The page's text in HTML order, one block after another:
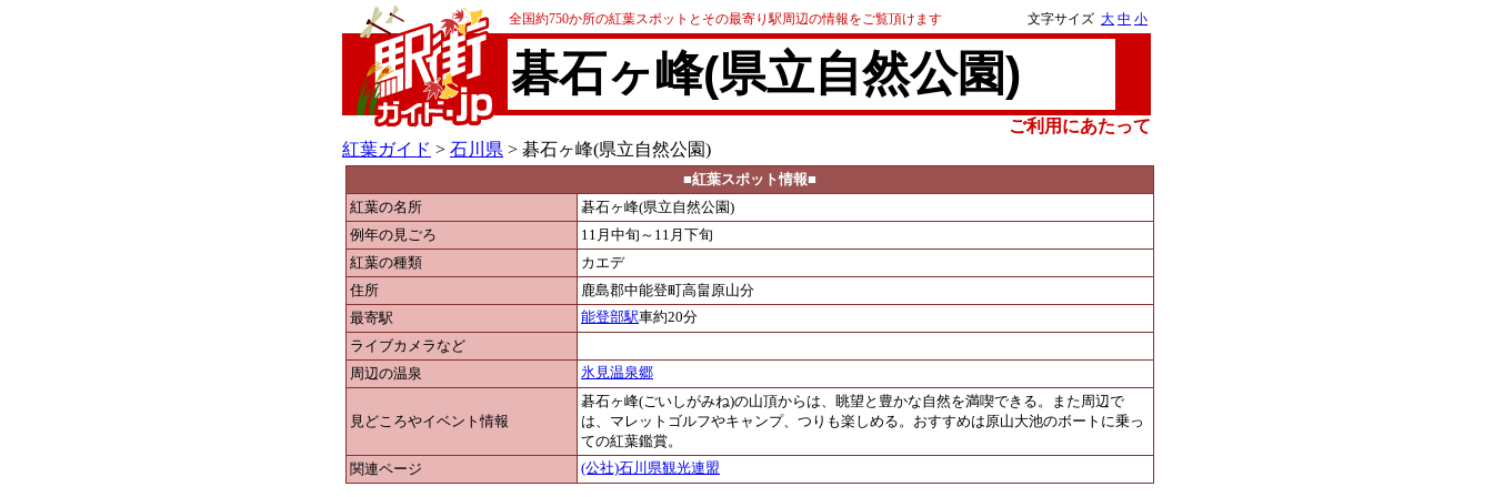
全国約750か所の紅葉スポットとその最寄り駅周辺の情報をご覧頂けます 文字サイズ 大 中 小
碁石ヶ峰(県立自然公園)
ご利用にあたって
紅葉ガイド > 石川県 > 碁石ヶ峰(県立自然公園)
■紅葉スポット情報■
紅葉の名所
碁石ヶ峰(県立自然公園)
例年の見ごろ
11月中旬～11月下旬
紅葉の種類
カエデ
住所
鹿島郡中能登町高畠原山分
最寄駅
能登部駅車約20分
ライブカメラなど
周辺の温泉
氷見温泉郷
見どころやイベント情報
碁石ヶ峰(ごいしがみね)の山頂からは、眺望と豊かな自然を満喫できる。また周辺で
は、マレットゴルフやキャンプ、つりも楽しめる。おすすめは原山大池のボートに乗っ
ての紅葉鑑賞。
関連ページ
(公社)石川県観光連盟